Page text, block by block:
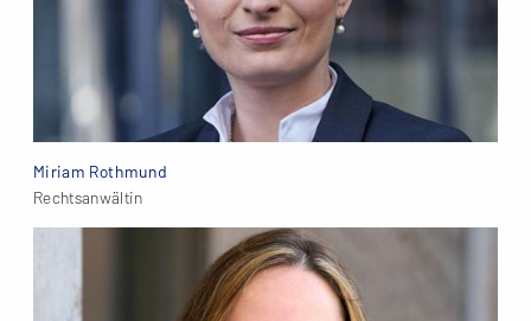
Miriam Rothmund
Rechtsanwältin